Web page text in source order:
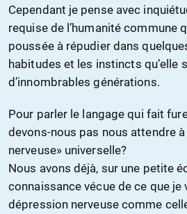
Cependant je pense avec
requise de l’humanité commune
poussée à répudier dans
habitudes et les instincts qu’elle
d’innombrables générations.
Pour parler le langage qui fait
devons-nous pas nous attendre
nerveuse» universelle?
Nous avons déjà, sur une petite
connaissance vécue de ce que je
dépression nerveuse comme